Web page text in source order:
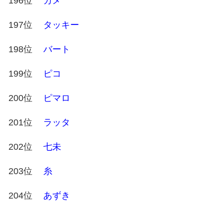
197位 タッキー
198位 バート
199位 ピコ
200位 ピマロ
201位 ラッタ
202位 七未
203位 糸
204位 あずき